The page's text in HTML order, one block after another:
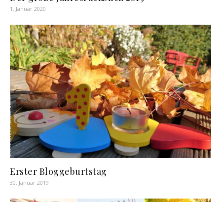
1. Januar 2020
Erster Bloggeburtstag
30. Januar 2019